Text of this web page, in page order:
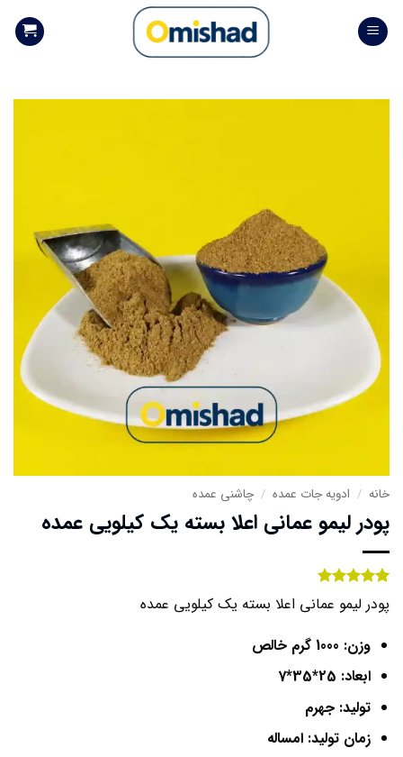
Skip
خانه / ادویه جات عمده / چاشنی عمده
پودر لیمو عمانی اعلا بسته یک کیلویی عمده
امتیاز
5 امتیاز
پودر لیمو عمانی اعلا بسته یک کیلویی عمده
وزن: 1000 گرم خالص
ابعاد: 25*35*7
تولید: جهرم
زمان تولید: امساله